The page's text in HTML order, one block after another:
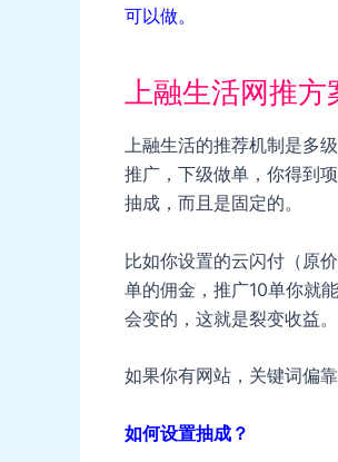
可以做。
上融生活网推
上融生活的推荐机制是多
推广，下级做单，你得到
抽成，而且是固定的。
比如你设置的云闪付（原
单的佣金，推广10单你就
会变的，这就是裂变收益。
如果你有网站，关键词偏
如何设置抽成？